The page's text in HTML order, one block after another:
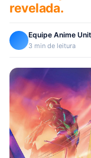
revelada.
Equipe Anime
3 min de leitura